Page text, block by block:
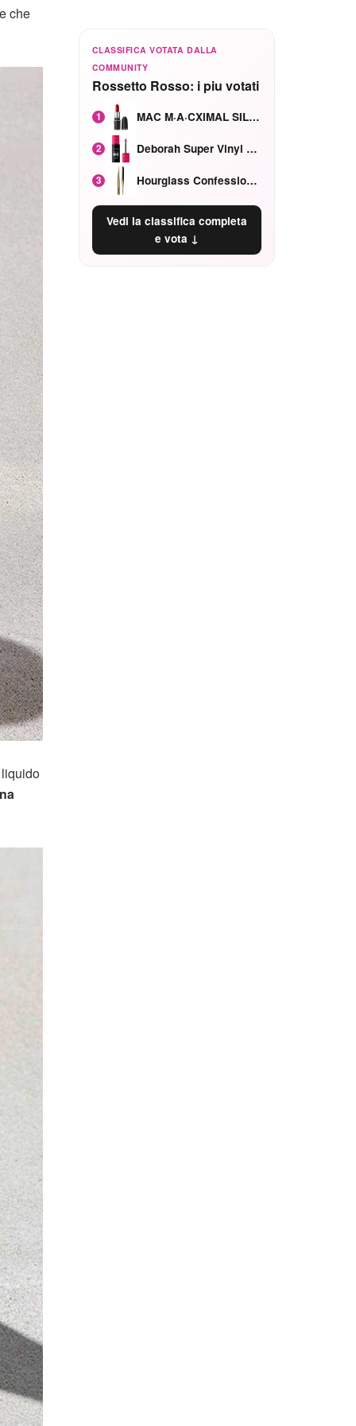
che
CLASSIFICA VOTATA DALLA
COMMUNITY
Rossetto Rosso: i piu votati
1 MAC M·A·CXIMAL SILKY MATTE Red Rock mat
2 Deborah Super Vinyl Shake Rosa Ciliegia
3 Hourglass Confession Ricaricabile Ultra Preciso Ad Alta Intensità Secretly Classic Red
Vedi la classifica completa
e vota ↓